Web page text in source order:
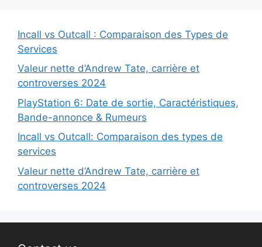
Incall vs Outcall : Comparaison des Types de
Services
Valeur nette d’Andrew Tate, carrière et
controverses 2024
PlayStation 6: Date de sortie, Caractéristiques,
Bande-annonce & Rumeurs
Incall vs Outcall: Comparaison des types de
services
Valeur nette d’Andrew Tate, carrière et
controverses 2024